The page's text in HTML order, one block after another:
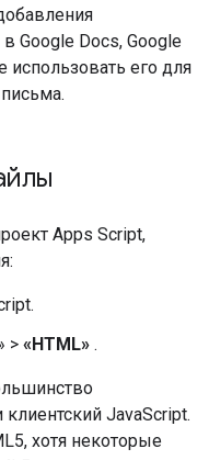
Google Docs, Google
его для
Apps Script,
> «HTML» .
JavaScript.
хотя некоторые